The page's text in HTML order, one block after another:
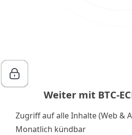
Weiter mit BTC-
Zugriff auf alle Inhalte (Web &
Monatlich kündbar